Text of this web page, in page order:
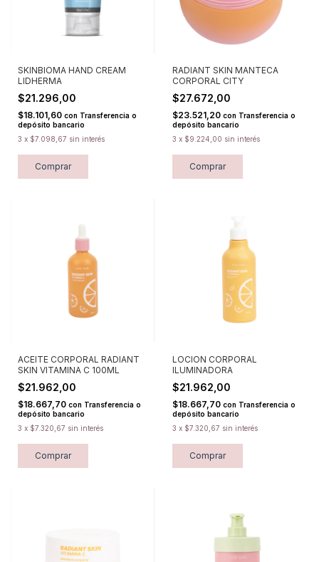
SKINBIOMA HAND CREAM
LIDHERMA
$21.296,00
$18.101,60 con Transferencia o
depósito bancario
3 x $7.098,67 sin interés
Comprar
RADIANT SKIN MANTECA
CORPORAL CITY
$27.672,00
$23.521,20 con Transferencia o
depósito bancario
3 x $9.224,00 sin interés
ACEITE CORPORAL RADIANT
SKIN VITAMINA C 100ML
$21.962,00
$18.667,70 con Transferencia o
depósito bancario
3 x $7.320,67 sin interés
LOCION CORPORAL
ILUMINADORA
$21.962,00
$18.667,70 con Transferencia o
depósito bancario
3 x $7.320,67 sin interés